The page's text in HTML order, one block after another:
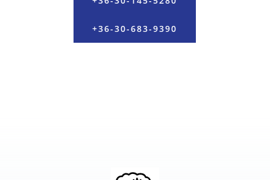
+36-30-683-9390